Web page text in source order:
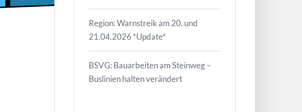
Region: Warnstreik am 20. und
21.04.2026 *Update*
BSVG: Bauarbeiten am Steinweg –
Buslinien halten verändert